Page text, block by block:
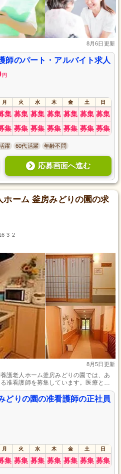
8月6日更新
師のパート・アルバイト求人
円
月 火 水 木 金 土 日
集 募集 募集 募集 募集 募集 募集
集 募集 募集 募集 募集 募集 募集
躍 60代活躍 年齢不問
応募画面へ進む
ホーム 釜房みどりの園の求
3-2
8月5日更新
護老人ホーム釜房みどりの園では、あ
准看護師を募集しています。医療と介
ハビリテーションを担当しながら専門
、じっくりキャリアを築いていける安
できるこの機会をお見逃しなく！
どりの園の准看護師の正社員
月 火 水 木 金 土 日
集 募集 募集 募集 募集 募集 募集